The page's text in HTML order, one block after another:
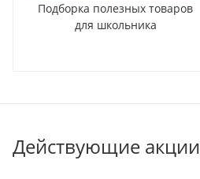
Подборка полезных товаров
для школьника
Действующие акции